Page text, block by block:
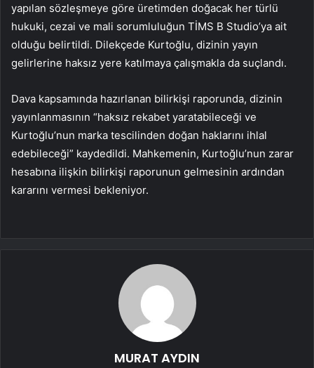
yapılan sözleşmeye göre üretimden doğacak her türlü
hukuki, cezai ve mali sorumluluğun TİMS B Studio’ya ait
olduğu belirtildi. Dilekçede Kurtoğlu, dizinin yayın
gelirlerine haksız yere katılmaya çalışmakla da suçlandı.
Dava kapsamında hazırlanan bilirkişi raporunda, dizinin
yayınlanmasının “haksız rekabet yaratabileceği ve
Kurtoğlu’nun marka tescilinden doğan haklarını ihlal
edebileceği” kaydedildi. Mahkemenin, Kurtoğlu’nun zarar
hesabına ilişkin bilirkişi raporunun gelmesinin ardından
kararını vermesi bekleniyor.
MURAT AYDIN